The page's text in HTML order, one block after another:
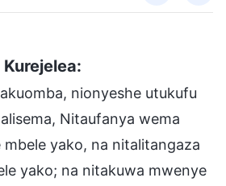
Kurejelea:
nionyeshe utukufu
Nitaufanya wema
yako, na nitalitangaza
yako; na nitakuwa mwenye